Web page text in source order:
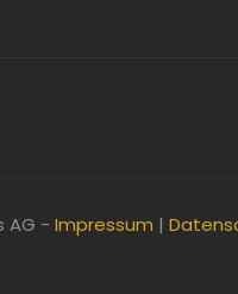
AG - Impressum |